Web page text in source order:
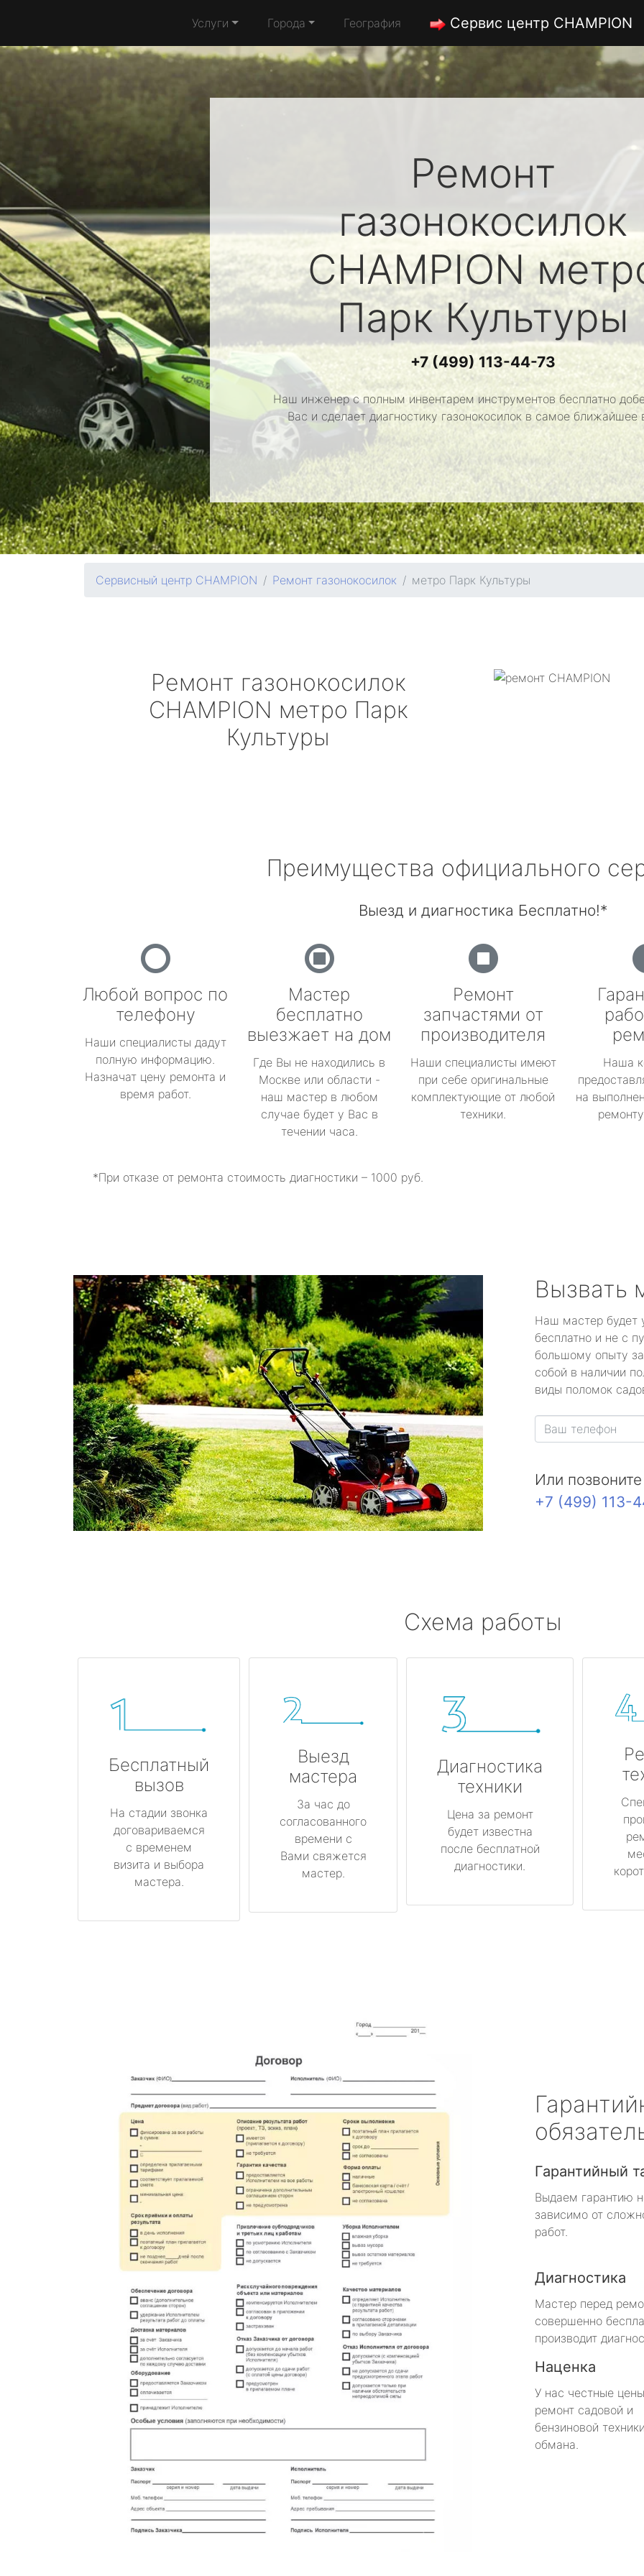
Услуги Города География Сервис центр CHAMPION
Ремонт
газонокосилок
CHAMPION
Парк Культуры
+7 (499) 113-44-73
Наш инженер с полным инвентарем инструментов бесплатно
Вас и сделает диагностику газонокосилок в самое ближайшее
Сервисный центр CHAMPION Ремонт газонокосилок метро Парк Культуры
Ремонт газонокосилок
CHAMPION метро Парк
Культуры
Преимущества официального
Выезд и диагностика Бесплатно!*
Любой вопрос по
телефону
Наши специалисты дадут
полную информацию.
Назначат цену ремонта и
время работ.
Мастер
бесплатно
выезжает на дом
Где Вы не находились в
Москве или области -
наш мастер в любом
случае будет у Вас в
течении часа.
Ремонт
запчастями от
производителя
Наши специалисты имеют
при себе оригинальные
комплектующие от любой
техники.
Наша
на
*При отказе от ремонта стоимость диагностики – 1000 руб.
Вызвать
Наш мастер будет
бесплатно и не с
большому опыту
собой в наличии
виды поломок
Или
+7 (499) 113-
Схема работы
Бесплатный
вызов
На стадии звонка
договариваемся
с временем
визита и выбора
мастера.
Выезд
мастера
За час до
согласованного
времени с
Вами свяжется
мастер.
Диагностика
техники
Цена за ремонт
будет известна
после бесплатной
диагностики.
Гарантийный
Выдаем гарантию
зависимо от
работ.
Диагностика
Мастер перед
совершенно
производит
Наценка
У нас честные
ремонт садовой и
бензиновой
обмана.